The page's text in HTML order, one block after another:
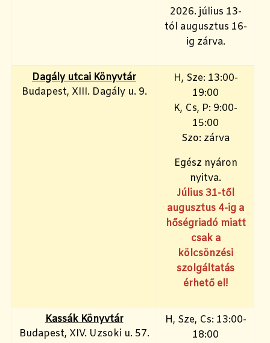
2026. július 13-
tól augusztus 16-
ig zárva.
Dagály utcai Könyvtár
Budapest, XIII. Dagály u. 9.
H, Sze: 13:00-
19:00
K, Cs, P: 9:00-
15:00
Szo: zárva
Egész nyáron
nyitva.
Július 31-től
augusztus 4-ig a
hőségriadó miatt
csak a
kölcsönzési
szolgáltatás
érhető el!
Kassák Könyvtár
Budapest, XIV. Uzsoki u. 57.
H, Sze, Cs: 13:00-
18:00